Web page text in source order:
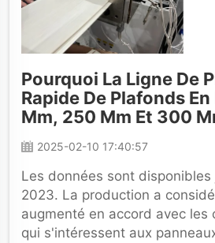
Pourquoi La Ligne De
Rapide De Plafonds
Mm, 250 Mm Et 300
Plus En Plus Populaire
2025-02-10 17:40:57
Les données sont
2023. La production a
augmenté en accord avec les
qui s'intéressent aux